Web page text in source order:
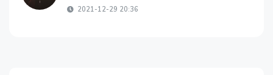
2021-12-29 20:36